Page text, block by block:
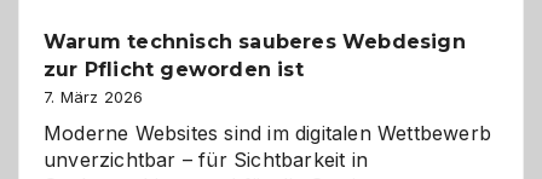
den
Logikrätseln
Warum technisch sauberes Webdesign
zur Pflicht geworden ist
7. März 2026
Moderne Websites sind im digitalen Wettbewerb
unverzichtbar – für Sichtbarkeit in